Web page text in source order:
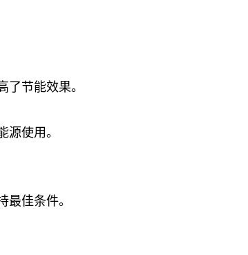
节能效果。
使用。
佳条件。